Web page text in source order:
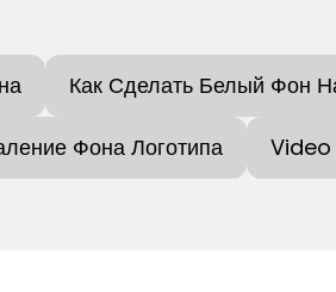
Как Сделать Белый Фон
Фона Логотипа